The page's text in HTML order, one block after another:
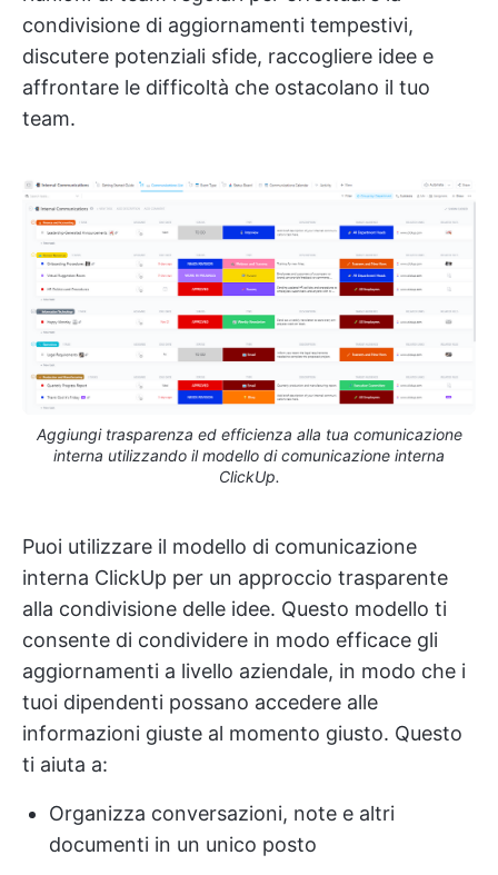
condivisione di aggiornamenti tempestivi,
discutere potenziali sfide, raccogliere idee e
affrontare le difficoltà che ostacolano il tuo
team.
Aggiungi trasparenza ed efficienza alla tua comunicazione
interna utilizzando il modello di comunicazione interna
ClickUp.
Puoi utilizzare il modello di comunicazione
interna ClickUp per un approccio trasparente
alla condivisione delle idee. Questo modello ti
consente di condividere in modo efficace gli
aggiornamenti a livello aziendale, in modo che i
tuoi dipendenti possano accedere alle
informazioni giuste al momento giusto. Questo
ti aiuta a:
Organizza conversazioni, note e altri
documenti in un unico posto